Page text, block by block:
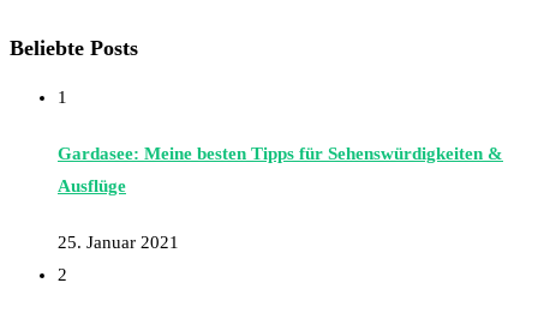
Beliebte Posts
1
Gardasee: Meine besten Tipps für Sehenswürdigkeiten &
Ausflüge
25. Januar 2021
2